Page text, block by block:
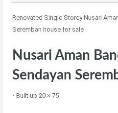
Renovated Single Storey Nusari
Seremban house for sale
Nusari Aman
Sendayan
• Built up 20 × 75